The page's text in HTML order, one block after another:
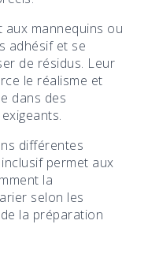
aux mannequins ou
adhésif et se
de résidus. Leur
le réalisme et
dans des
différentes
permet aux
la
selon les
la préparation